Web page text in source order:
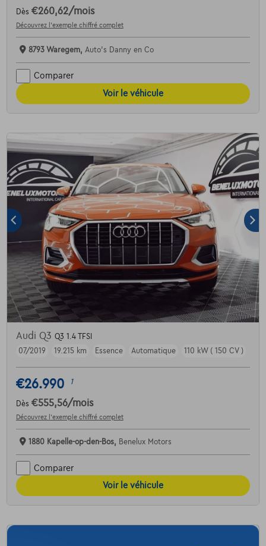
Dès €260,62/mois
Découvrez l’exemple chiffré complet
8793 Waregem, Auto's Danny en Co
Comparer
Voir le véhicule
Audi Q3 Q3 1.4 TFSI
07/2019
19.215 km Essence Automatique 110 kW ( 150 CV )
€26.990 1
Dès €555,56/mois
Découvrez l’exemple chiffré complet
1880 Kapelle-op-den-Bos, Benelux Motors
Comparer
Voir le véhicule